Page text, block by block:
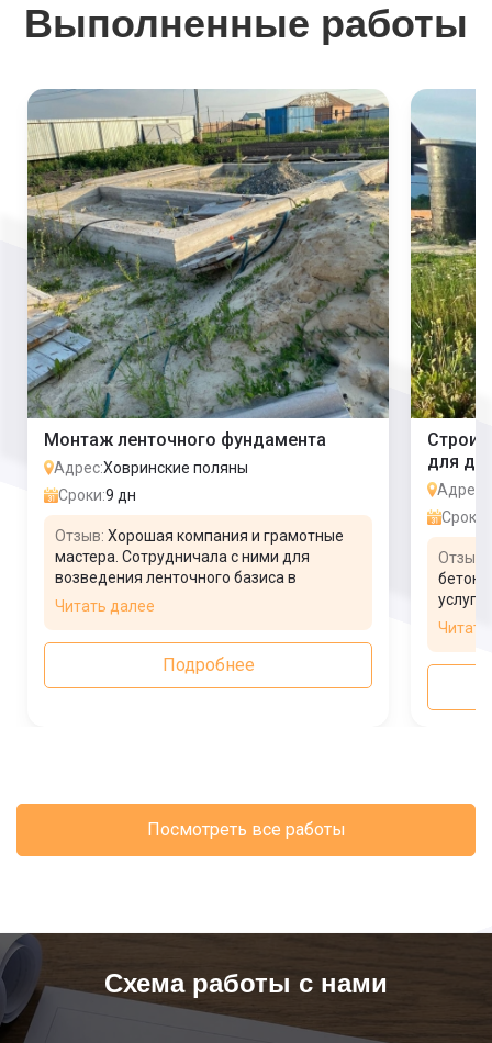
Выполненные работы
Монтаж ленточного фундамента
Адрес:Ховринские поляны
Сроки:9 дн
Отзыв: Хорошая компания и грамотные
мастера. Сотрудничала с ними для
возведения ленточного базиса в
загородном доме. На заявку ответили
очень быстро, предоставили бесплатную
консультацию. На второй день приехал
замерщик для составления плана
Читать далее
Подробнее
для
Адрес:
Сроки:
Отзыв:
бетон
Посмотреть все работы
Схема работы с нами